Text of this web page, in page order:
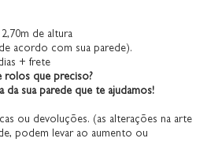
de altura
acordo com sua parede).
+ frete
rolos que preciso?
da sua parede que te ajudamos!
ou devoluções. (as alterações na arte
podem levar ao aumento ou